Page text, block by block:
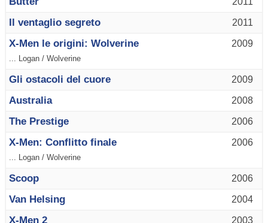
2011
Il ventaglio segreto
2009
X-Men le origini: Wolverine
... Logan / Wolverine
2009
Gli ostacoli del cuore
2008
Australia
2006
The Prestige
2006
X-Men: Conflitto finale
... Logan / Wolverine
2006
Scoop
2004
Van Helsing
2003
X-Men 2